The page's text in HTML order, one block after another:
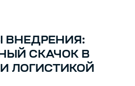
ВНЕДРЕНИЯ:
СКАЧОК В
ЛОГИСТИКОЙ